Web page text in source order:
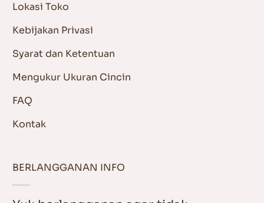
Lokasi Toko
Kebijakan Privasi
Syarat dan Ketentuan
Mengukur Ukuran Cincin
FAQ
Kontak
BERLANGGANAN INFO